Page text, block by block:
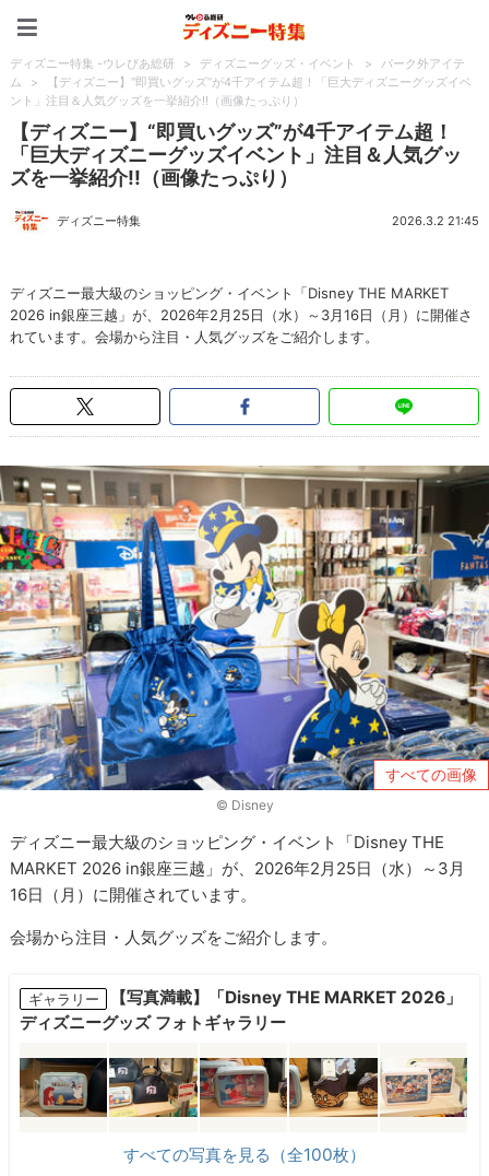
ディズニー特集 -ウレぴあ総研 > ディズニーグッズ・イベント >
パーク外アイテ
ム
>
【ディズニー】“即買いグッズ”が4千アイテム超！「巨大ディズニーグッズイベ
ント」注目＆人気グッズを一挙紹介!!（画像たっぷり）
【ディズニー】“即買いグッズ”が4千アイテム超！
「巨大ディズニーグッズイベント」注目＆人気グッ
ズを一挙紹介!!（画像たっぷり）
ディズニー特集 2026.3.2 21:45
ディズニー最大級のショッピング・イベント「Disney THE MARKET
2026 in銀座三越」が、2026年2月25日（水）～3月16日（月）に開催さ
れています。会場から注目・人気グッズをご紹介します。
すべての画像
© Disney
ディズニー最大級のショッピング・イベント「Disney THE
MARKET 2026 in銀座三越」が、2026年2月25日（水）～3月
16日（月）に開催されています。
会場から注目・人気グッズをご紹介します。
ギャラリー
【写真満載】「Disney THE MARKET 2026」
ディズニーグッズ フォトギャラリー
すべての写真を見る（全100枚）